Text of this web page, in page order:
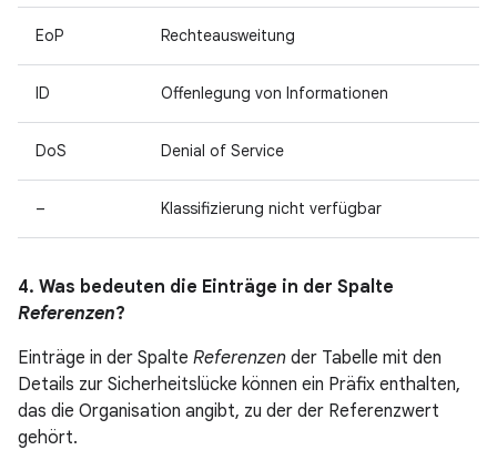
EoP Rechteausweitung
ID Offenlegung von Informationen
DoS Denial of Service
– Klassifizierung nicht verfügbar
4. Was bedeuten die Einträge in der Spalte
Referenzen?
Einträge in der Spalte Referenzen der Tabelle mit den
Details zur Sicherheitslücke können ein Präfix enthalten,
das die Organisation angibt, zu der der Referenzwert
gehört.